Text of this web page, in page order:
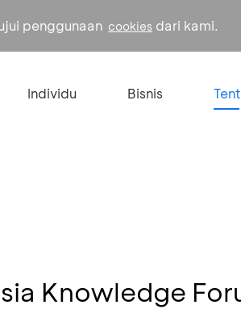
penggunaan cookies dari kami.
Individu Bisnis
Knowledge